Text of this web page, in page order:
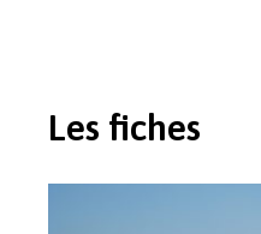
Les fiches